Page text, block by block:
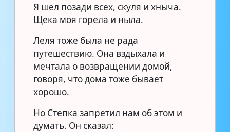
Я шел позади всех, скуля и хныча.
Щека моя горела и ныла.
Леля тоже была не рада
путешествию. Она вздыхала и
мечтала о возвращении домой,
говоря, что дома тоже бывает
хорошо.
Но Степка запретил нам об этом и
думать. Он сказал: